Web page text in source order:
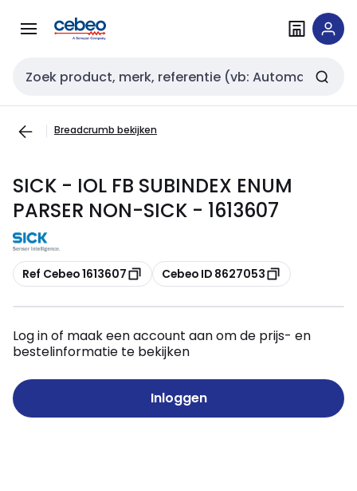
naar
naar
Zoekveld invoer
Breadcrumb bekijken
SICK - IOL FB SUBINDEX ENUM
PARSER NON-SICK - 1613607
Kopiëren
Ref Cebeo 1613607 Kopiëren
Cebeo ID 8627053
Log in of maak een account aan om de prijs- en
bestelinformatie te bekijken
Inloggen